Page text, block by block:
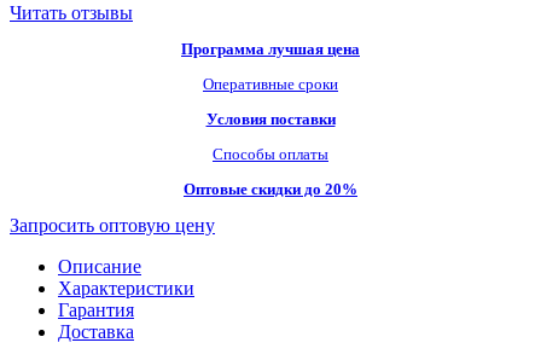
Читать отзывы
Программа лучшая цена
Оперативные сроки
Условия поставки
Способы оплаты
Оптовые скидки до 20%
Запросить оптовую цену
Описание
Характеристики
Гарантия
Доставка